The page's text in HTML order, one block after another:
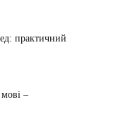
практичний
–